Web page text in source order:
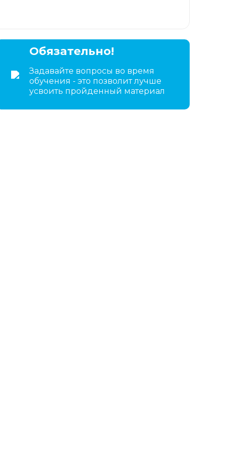
Обязательно!
Задавайте вопросы во время
обучения - это позволит лучше
усвоить пройденный материал